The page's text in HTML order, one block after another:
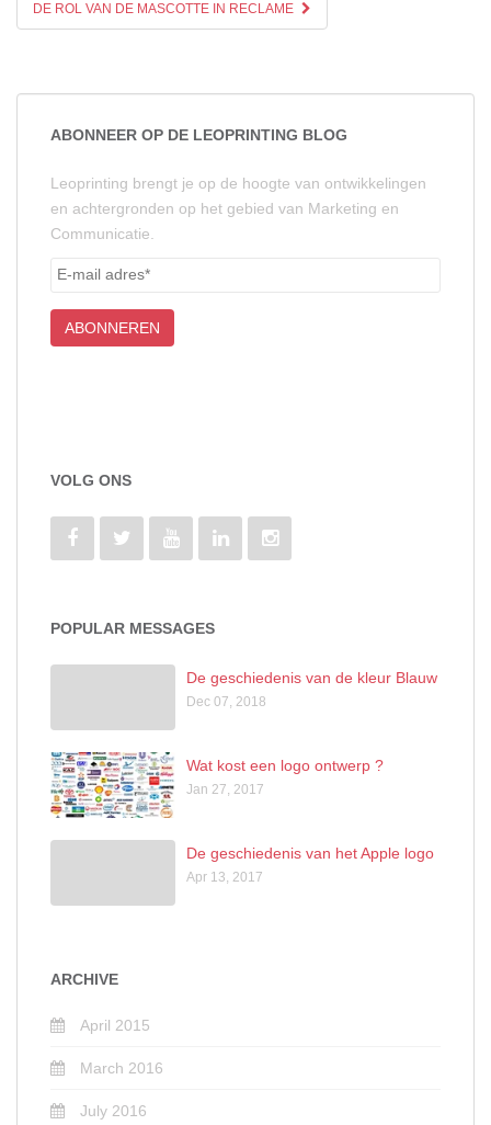
DE ROL VAN DE MASCOTTE IN RECLAME
ABONNEER OP DE LEOPRINTING BLOG
Leoprinting brengt je op de hoogte van ontwikkelingen
en achtergronden op het gebied van Marketing en
Communicatie.
VOLG ONS
POPULAR MESSAGES
De geschiedenis van de kleur Blauw
Dec 07, 2018
Wat kost een logo ontwerp ?
Jan 27, 2017
De geschiedenis van het Apple logo
Apr 13, 2017
ARCHIVE
April 2015
March 2016
July 2016